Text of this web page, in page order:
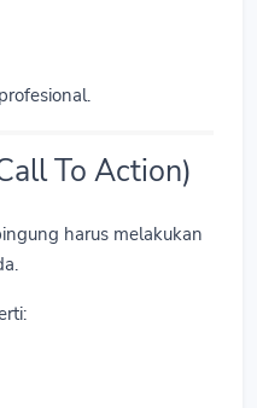
To Action)
harus melakukan